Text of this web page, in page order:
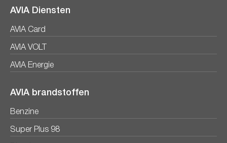
AVIA Diensten
AVIA Card
AVIA VOLT
AVIA Energie
AVIA brandstoffen
Benzine
Super Plus 98